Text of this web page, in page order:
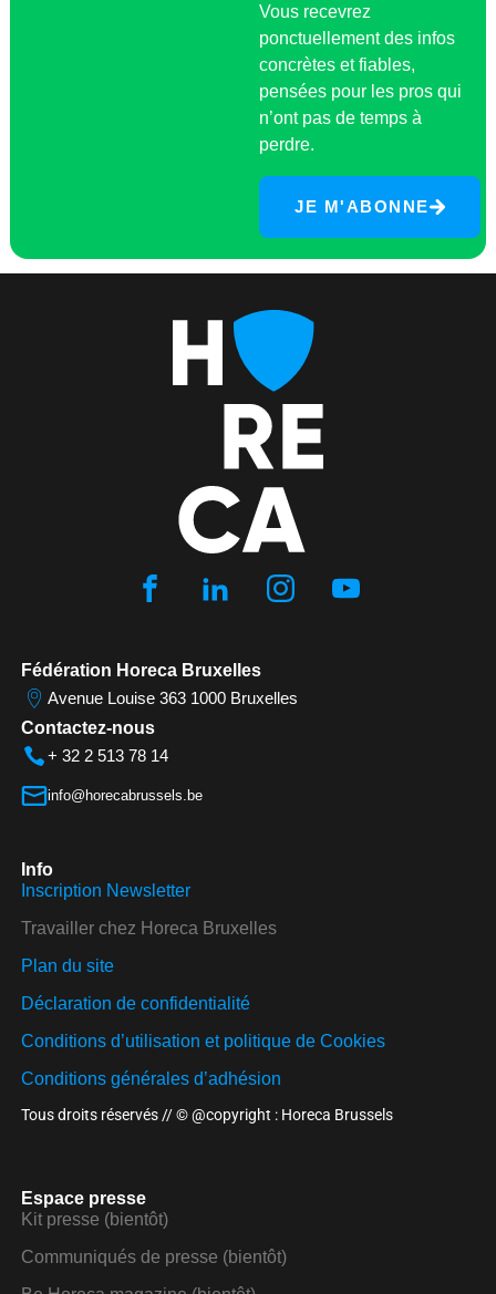
Vous recevrez
ponctuellement des infos
concrètes et fiables,
pensées pour les pros qui
n’ont pas de temps à
perdre.
JE M'ABONNE
Fédération Horeca Bruxelles
Avenue Louise 363 1000 Bruxelles
Contactez-nous
+ 32 2 513 78 14
info@horecabrussels.be
Espace presse
Kit presse (bientôt)
Communiqués de presse (bientôt)
Info
Inscription Newsletter
Travailler chez Horeca Bruxelles
Plan du site
Déclaration de confidentialité
Conditions d’utilisation et politique de Cookies
Conditions générales d’adhésion
Tous droits réservés // © @copyright : Horeca Brussels